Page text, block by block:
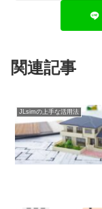
関連記事
JLsimの上手な活用法